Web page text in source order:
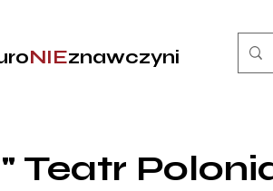
NIEznawczyni
Teatr